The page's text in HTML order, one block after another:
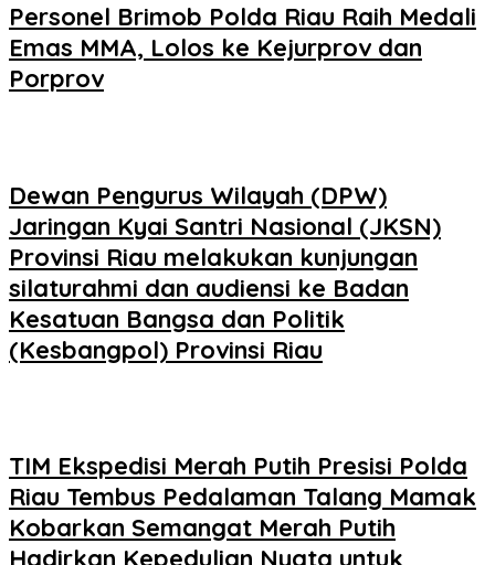
Personel Brimob Polda Riau Raih Medali
Emas MMA, Lolos ke Kejurprov dan
Porprov
Dewan Pengurus Wilayah (DPW)
Jaringan Kyai Santri Nasional (JKSN)
Provinsi Riau melakukan kunjungan
silaturahmi dan audiensi ke Badan
Kesatuan Bangsa dan Politik
(Kesbangpol) Provinsi Riau
TIM Ekspedisi Merah Putih Presisi Polda
Riau Tembus Pedalaman Talang Mamak
Kobarkan Semangat Merah Putih
Hadirkan Kepedulian Nyata untuk